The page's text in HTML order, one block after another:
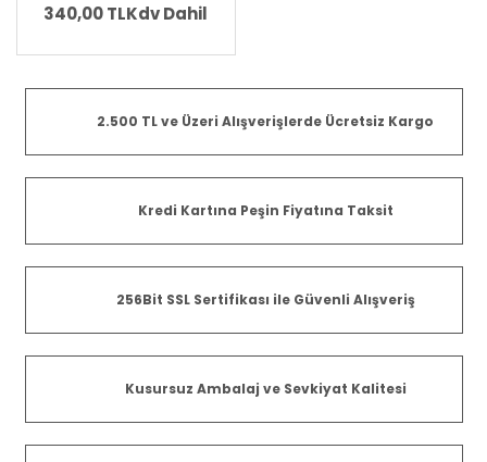
340,00 TLKdv Dahil
2.500 TL ve Üzeri Alışverişlerde Ücretsiz Kargo
Kredi Kartına Peşin Fiyatına Taksit
256Bit SSL Sertifikası ile Güvenli Alışveriş
Kusursuz Ambalaj ve Sevkiyat Kalitesi